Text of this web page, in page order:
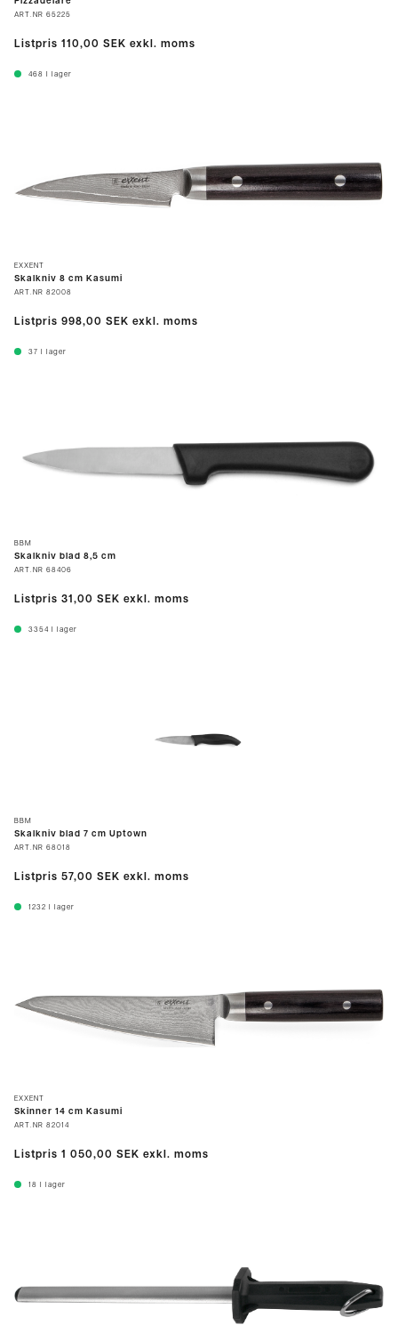
ART.NR 65225
Listpris 110,00 SEK exkl. moms
468 I lager
EXXENT
Skalkniv 8 cm Kasumi
ART.NR 82008
Listpris 998,00 SEK exkl. moms
37 I lager
BBM
Skalkniv blad 8,5 cm
ART.NR 68406
Listpris 31,00 SEK exkl. moms
3354 I lager
BBM
Skalkniv blad 7 cm Uptown
ART.NR 68018
Listpris 57,00 SEK exkl. moms
1232 I lager
EXXENT
Skinner 14 cm Kasumi
ART.NR 82014
Listpris 1 050,00 SEK exkl. moms
18 I lager